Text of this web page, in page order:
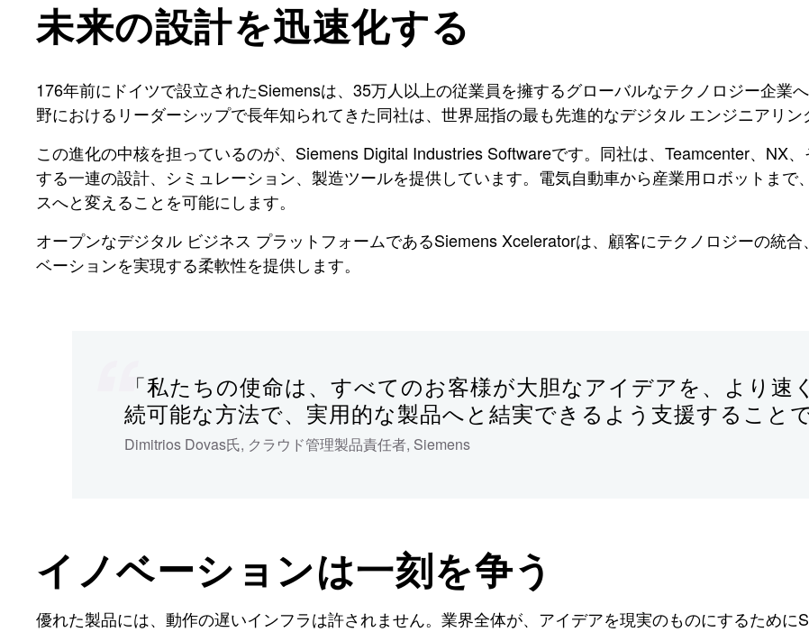
未来の設計を迅速化する
176年前にドイツで設立されたSiemensは、35万人以上の従業員を擁するグローバルなテクノロジー企業
野におけるリーダーシップで長年知られてきた同社は、世界屈指の最も先進的なデジタル エンジニアリン
この進化の中核を担っているのが、Siemens Digital Industries Softwareです。同社は、Teamcenter、NX
する一連の設計、シミュレーション、製造ツールを提供しています。電気自動車から産業用ロボットま
スへと変えることを可能にします。
オープンなデジタル ビジネス プラットフォームであるSiemens Xceleratorは、顧客にテクノロジーの統
ベーションを実現する柔軟性を提供します。
「私たちの使命は、すべてのお客様が大胆なアイデアを、より速
続可能な方法で、実用的な製品へと結実できるよう支援することで
Dimitrios Dovas氏, クラウド管理製品責任者, Siemens
イノベーションは一刻を争う
優れた製品には、動作の遅いインフラは許されません。業界全体が、アイデアを現実のものにするために